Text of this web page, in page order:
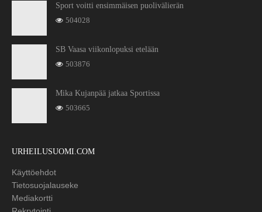
Sport voitti ensimmäisen puolivälierän
504028
SB Vaasa viikonlopuksi etelään
503876
Mika Kujanpää jatkaa Sportissa
503665
URHEILUSUOMI.COM
Käyttöehdot
Tietosuojalauseke
Mediakortti